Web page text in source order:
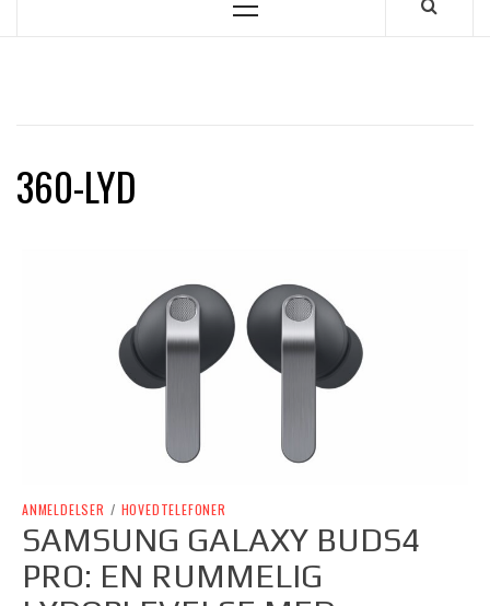
Primary
360-LYD
ANMELDELSER / HOVEDTELEFONER
SAMSUNG GALAXY BUDS4
PRO: EN RUMMELIG